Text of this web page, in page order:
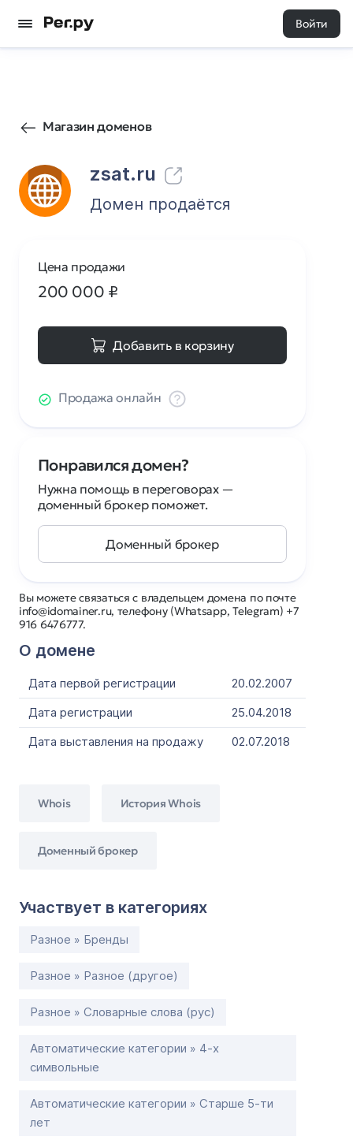
Войти
Магазин доменов
zsat.ru
271 0
Домен продаётся
Вы можете связаться с владельцем домена по почте
info@idomainer.ru, телефону (Whatsapp, Telegram) +7
916 6476777.
О домене
Дата первой регистрации
20.02.2007
Дата регистрации
25.04.2018
Дата выставления на продажу
02.07.2018
Whois История Whois
Доменный брокер
Участвует в категориях
Разное » Бренды
Разное » Разное (другое)
Разное » Словарные слова (рус)
Автоматические категории » 4-х
символьные
Автоматические категории » Старше 5-ти
лет
Цена продажи
200 000 ₽
Добавить в корзину
Продажа онлайн
Понравился домен?
Нужна помощь в переговорах —
доменный брокер поможет.
Доменный брокер